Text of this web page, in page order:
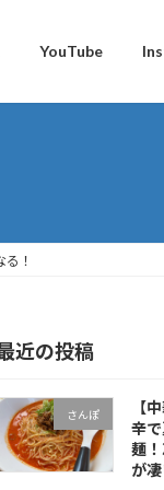
YouTube
！
近の投稿
さんぽ
【
辛
麺
が凄